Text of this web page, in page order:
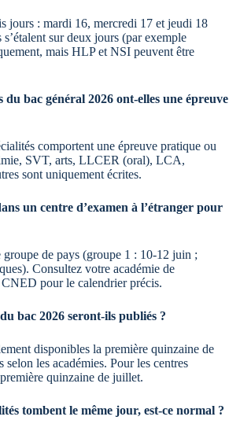
jours : mardi 16, mercredi 17 et jeudi 18
sur deux jours (par exemple
mais HLP et NSI peuvent être
du bac général 2026 ont-elles une épreuve
comportent une épreuve pratique ou
SVT, arts, LLCER (oral), LCA,
sont uniquement écrites.
un centre d’examen à l’étranger pour
groupe de pays (groupe 1 : 10-12 juin ;
Consultez votre académie de
pour le calendrier précis.
bac 2026 seront-ils publiés ?
disponibles la première quinzaine de
les académies. Pour les centres
quinzaine de juillet.
tombent le même jour, est-ce normal ?